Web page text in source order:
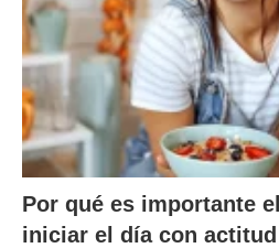
Por qué es importante
iniciar el día con actitud